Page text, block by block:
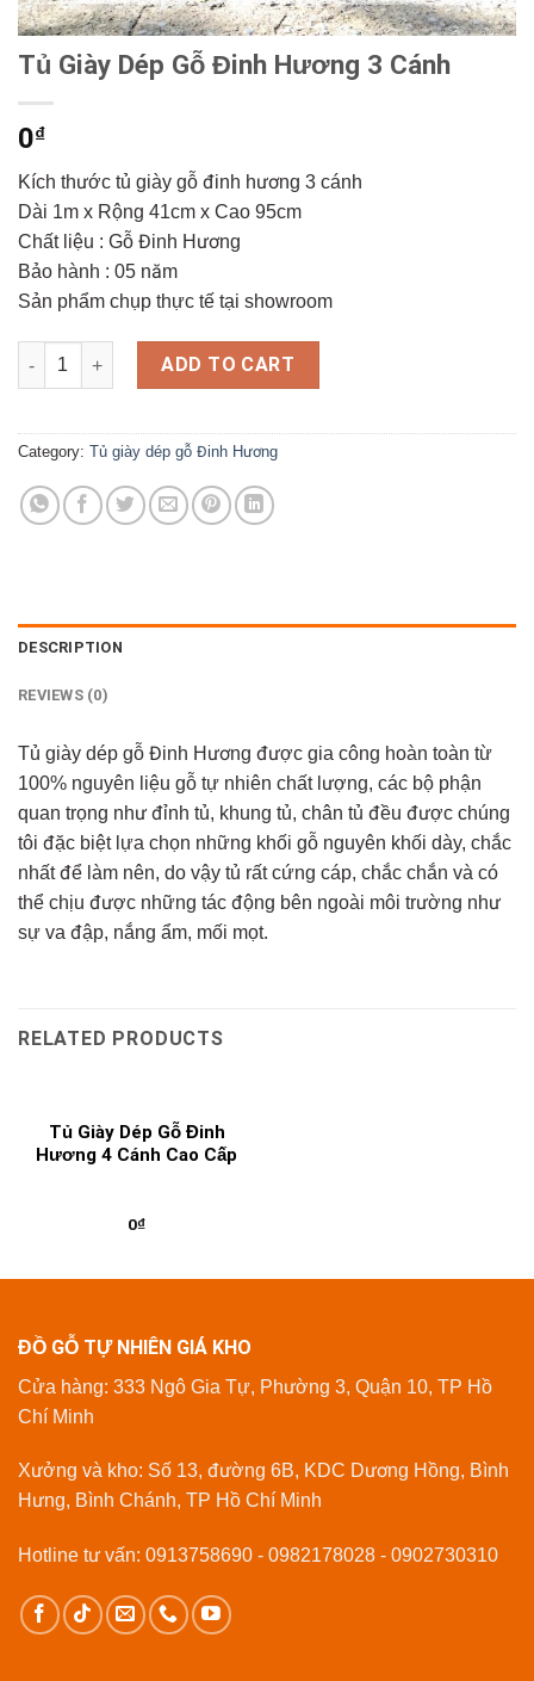
Tủ Giày Dép Gỗ Đinh Hương 3 Cánh
0₫
Kích thước tủ giày gỗ đinh hương 3 cánh
Dài 1m x Rộng 41cm x Cao 95cm
Chất liệu : Gỗ Đinh Hương
Bảo hành : 05 năm
Sản phẩm chụp thực tế tại showroom
Tủ Giày Dép Gỗ Đinh Hương 3 Cánh quantity
ADD TO CART
Category: Tủ giày dép gỗ Đinh Hương
DESCRIPTION
REVIEWS (0)
Tủ giày dép gỗ Đinh Hương được gia công hoàn toàn từ
100% nguyên liệu gỗ tự nhiên chất lượng, các bộ phận
quan trọng như đỉnh tủ, khung tủ, chân tủ đều được chúng
tôi đặc biệt lựa chọn những khối gỗ nguyên khối dày, chắc
nhất để làm nên, do vậy tủ rất cứng cáp, chắc chắn và có
thể chịu được những tác động bên ngoài môi trường như
sự va đập, nắng ẩm, mối mọt.
RELATED PRODUCTS
Tủ Giày Dép Gỗ Đinh
Hương 4 Cánh Cao Cấp
0₫
ĐỒ GỖ TỰ NHIÊN GIÁ KHO
Cửa hàng: 333 Ngô Gia Tự, Phường 3, Quận 10, TP Hồ
Chí Minh
Xưởng và kho: Số 13, đường 6B, KDC Dương Hồng, Bình
Hưng, Bình Chánh, TP Hồ Chí Minh
Hotline tư vấn: 0913758690 - 0982178028 - 0902730310